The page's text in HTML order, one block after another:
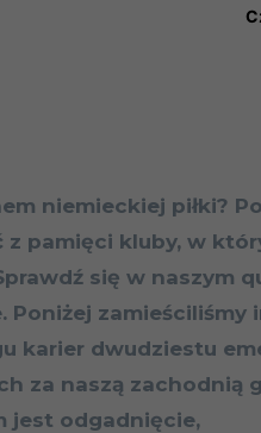
niemieckiej piłki?
z pamięci kluby, w
się w naszym
Poniżej zamieściliśmy
karier dwudziestu
za naszą zachodnią
jest odgadnięcie,